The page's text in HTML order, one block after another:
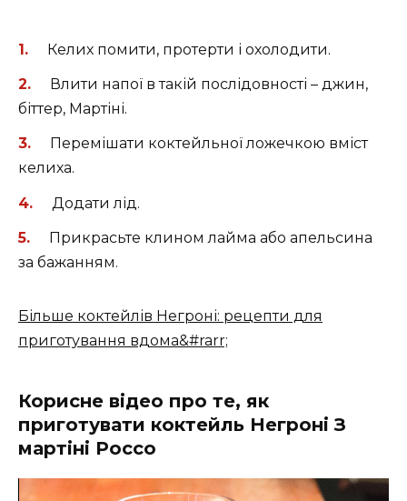
Келих помити, протерти і охолодити.
Влити напої в такій послідовності – джин,
біттер, Мартіні.
Перемішати коктейльної ложечкою вміст
келиха.
Додати лід.
Прикрасьте клином лайма або апельсина
за бажанням.
Більше коктейлів Негроні: рецепти для
приготування вдома&#rarr;
Корисне відео про те, як
приготувати коктейль Негроні З
мартіні Россо